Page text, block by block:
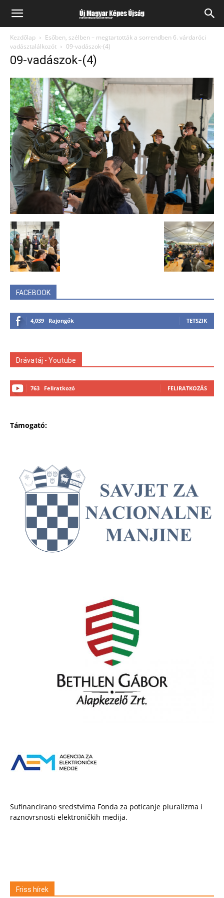
Kezdőlap
Esőben, szélben – megtartották a sorrendben 6. várdaróci
vadásztalálkozót
09-vadászok-(4)
09-vadászok-(4)
FACEBOOK
4,039 Rajongók TETSZIK
Drávatáj - Youtube
763 Feliratkozó FELIRATKOZÁS
Támogató:
Sufinancirano sredstvima Fonda za poticanje pluralizma i
raznovrsnosti elektroničkih medija.
Friss hírek